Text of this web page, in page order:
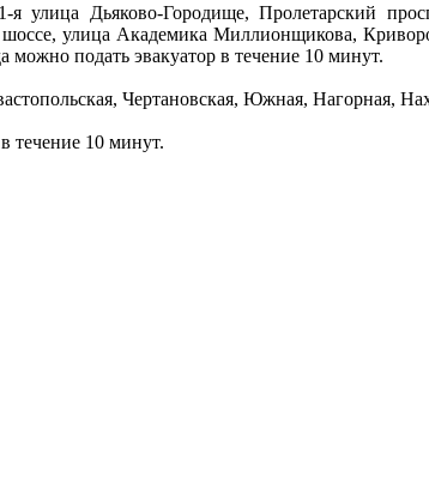
Дьяково-Городище, Пролетарский
улица Академика Миллионщикова,
подать эвакуатор в течение 10 минут.
Чертановская, Южная, Нагорная,
течение 10 минут.